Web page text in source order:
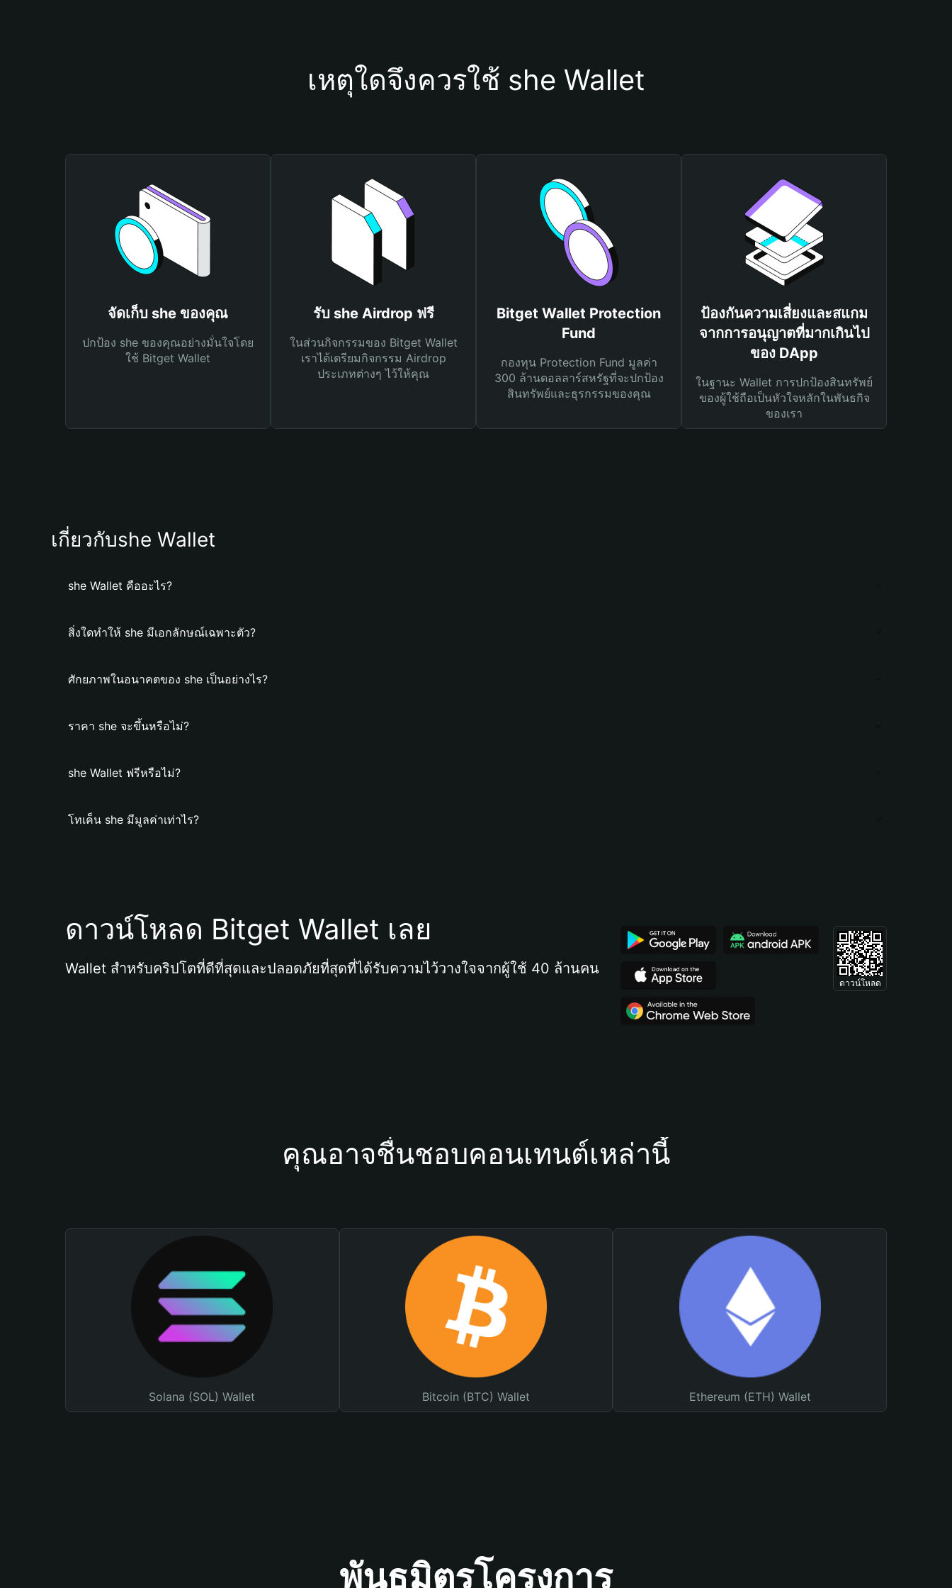
เหตุใดจึงควรใช้ she Wallet
จัดเก็บ she ของคุณ
ปกป้อง she ของคุณอย่างมั่นใจโดย
ใช้ Bitget Wallet
รับ she Airdrop ฟรี
ในส่วนกิจกรรมของ Bitget Wallet
เราได้เตรียมกิจกรรม Airdrop
ประเภทต่างๆ ไว้ให้คุณ
Bitget Wallet Protection
Fund
กองทุน Protection Fund มูลค่า
300 ล้านดอลลาร์สหรัฐที่จะปกป้อง
สินทรัพย์และธุรกรรมของคุณ
ป้องกันความเสี่ยงและสแกม
จากการอนุญาตที่มากเกินไป
ของ DApp
ในฐานะ Wallet การปกป้องสินทรัพย์
ของผู้ใช้ถือเป็นหัวใจหลักในพันธกิจ
ของเรา
เกี่ยวกับshe Wallet
she Wallet คืออะไร?
สิ่งใดทำให้ she มีเอกลักษณ์เฉพาะตัว?
ศักยภาพในอนาคตของ she เป็นอย่างไร?
ราคา she จะขึ้นหรือไม่?
she Wallet ฟรีหรือไม่?
โทเค็น she มีมูลค่าเท่าไร?
ดาวน์โหลด Bitget Wallet เลย
Wallet สำหรับคริปโตที่ดีที่สุดและปลอดภัยที่สุดที่ได้รับความไว้วางใจจากผู้ใช้ 40 ล้านคน
ดาวน์โหลด
คุณอาจชื่นชอบคอนเทนต์เหล่านี้
Solana (SOL) Wallet Bitcoin (BTC) Wallet Ethereum (ETH) Wallet
พันธมิตรโครงการ